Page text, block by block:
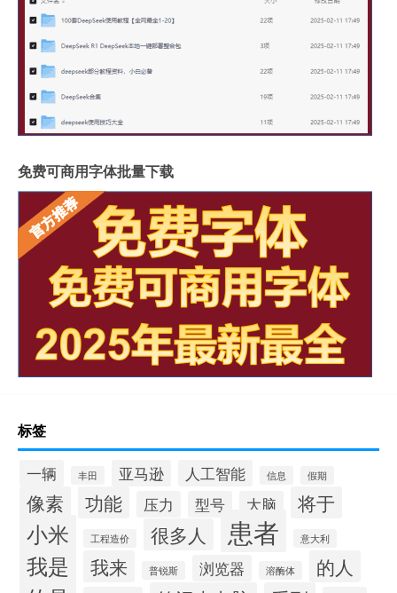
免费可商用字体批量下载
标签
一辆 丰田 亚马逊 人工智能 信息 假期
像素 功能 压力 型号 大脑 将于
小米 工程造价 很多人 患者 意大利
我是 我来 普锐斯 浏览器 溶酶体 的人